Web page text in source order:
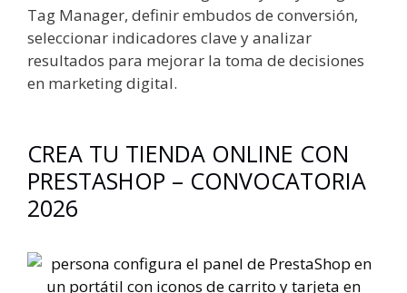
Tag Manager, definir embudos de conversión,
seleccionar indicadores clave y analizar
resultados para mejorar la toma de decisiones
en marketing digital.
CREA TU TIENDA ONLINE CON
PRESTASHOP – CONVOCATORIA
2026